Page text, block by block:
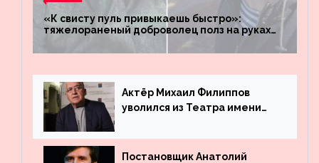
«К свисту пуль привыкаешь быстро»:
тяжелораненый доброволец полз на руках
четыре километра через заминированное
поле
Актёр Михаил Филиппов
уволился из Театра имени
Постановщик Анатолий